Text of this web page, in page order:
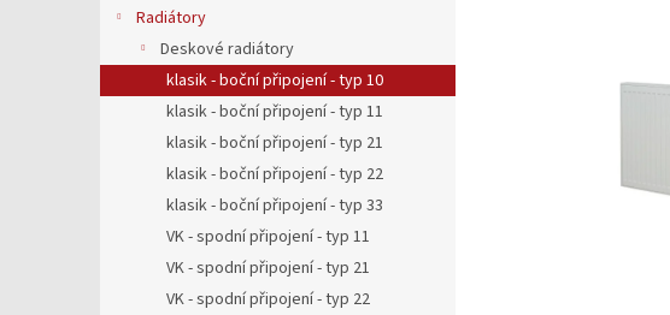
Radiátory
Deskové radiátory
klasik - boční připojení - typ 10
klasik - boční připojení - typ 11
klasik - boční připojení - typ 21
klasik - boční připojení - typ 22
klasik - boční připojení - typ 33
VK - spodní připojení - typ 11
VK - spodní připojení - typ 21
VK - spodní připojení - typ 22